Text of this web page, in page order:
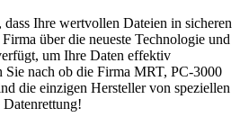
Ihre wertvollen Dateien in sicheren
über die neueste Technologie und
um Ihre Daten effektiv
Sie nach ob die Firma MRT, PC-3000
die einzigen Hersteller von speziellen